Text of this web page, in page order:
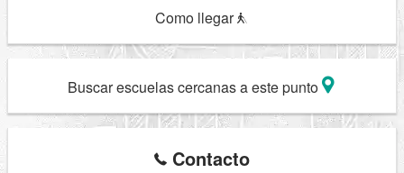
Como llegar
Buscar escuelas cercanas a este punto
Contacto